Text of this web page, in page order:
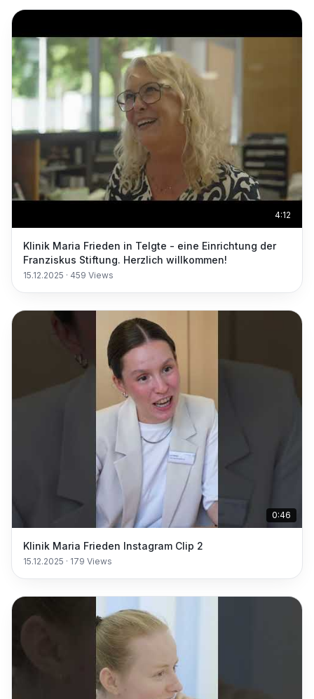
4:12
Klinik Maria Frieden in Telgte - eine Einrichtung der
Franziskus Stiftung. Herzlich willkommen!
15.12.2025 · 459 Views
0:46
Klinik Maria Frieden Instagram Clip 2
15.12.2025 · 179 Views